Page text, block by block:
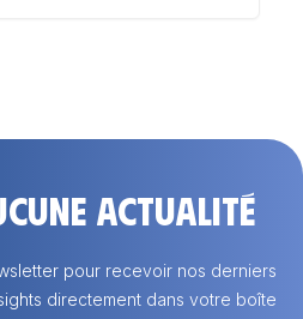
actualité
pour recevoir nos derniers
directement dans votre boîte